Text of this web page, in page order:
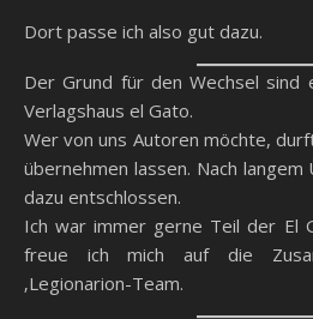
Dort passe ich also gut dazu.
Der Grund für den Wechsel sind
Verlagshaus el Gato.
Wer von uns Autoren möchte,
übernehmen lassen. Nach langem
dazu entschlossen.
Ich war immer gerne Teil der El
freue ich mich auf die
‚Legionarion-Team.